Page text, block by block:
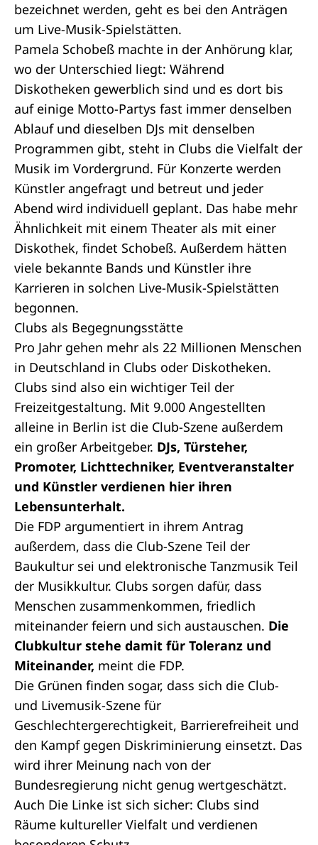
bezeichnet werden, geht es bei den Anträgen
um Live-Musik-Spielstätten.
Pamela Schobeß machte in der Anhörung klar,
wo der Unterschied liegt: Während
Diskotheken gewerblich sind und es dort bis
auf einige Motto-Partys fast immer denselben
Ablauf und dieselben DJs mit denselben
Programmen gibt, steht in Clubs die Vielfalt der
Musik im Vordergrund. Für Konzerte werden
Künstler angefragt und betreut und jeder
Abend wird individuell geplant. Das habe mehr
Ähnlichkeit mit einem Theater als mit einer
Diskothek, findet Schobeß. Außerdem hätten
viele bekannte Bands und Künstler ihre
Karrieren in solchen Live-Musik-Spielstätten
begonnen.
Clubs als Begegnungsstätte
Pro Jahr gehen mehr als 22 Millionen Menschen
in Deutschland in Clubs oder Diskotheken.
Clubs sind also ein wichtiger Teil der
Freizeitgestaltung. Mit 9.000 Angestellten
alleine in Berlin ist die Club-Szene außerdem
ein großer Arbeitgeber. DJs, Türsteher,
Promoter, Lichttechniker, Eventveranstalter
und Künstler verdienen hier ihren
Lebensunterhalt.
Die FDP argumentiert in ihrem Antrag
außerdem, dass die Club-Szene Teil der
Baukultur sei und elektronische Tanzmusik Teil
der Musikkultur. Clubs sorgen dafür, dass
Menschen zusammenkommen, friedlich
miteinander feiern und sich austauschen. Die
Clubkultur stehe damit für Toleranz und
Miteinander, meint die FDP.
Die Grünen finden sogar, dass sich die Club-
und Livemusik-Szene für
Geschlechtergerechtigkeit, Barrierefreiheit und
den Kampf gegen Diskriminierung einsetzt. Das
wird ihrer Meinung nach von der
Bundesregierung nicht genug wertgeschätzt.
Auch Die Linke ist sich sicher: Clubs sind
Räume kultureller Vielfalt und verdienen